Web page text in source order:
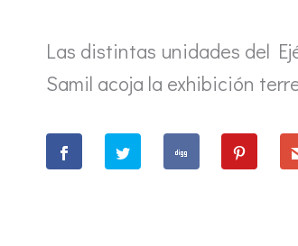
Las distintas unidades del
Samil acoja la exhibición